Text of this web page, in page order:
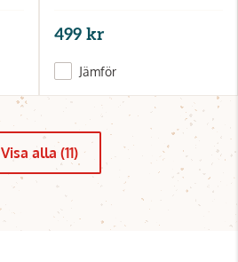
499 kr
Jämför
Visa alla (11)